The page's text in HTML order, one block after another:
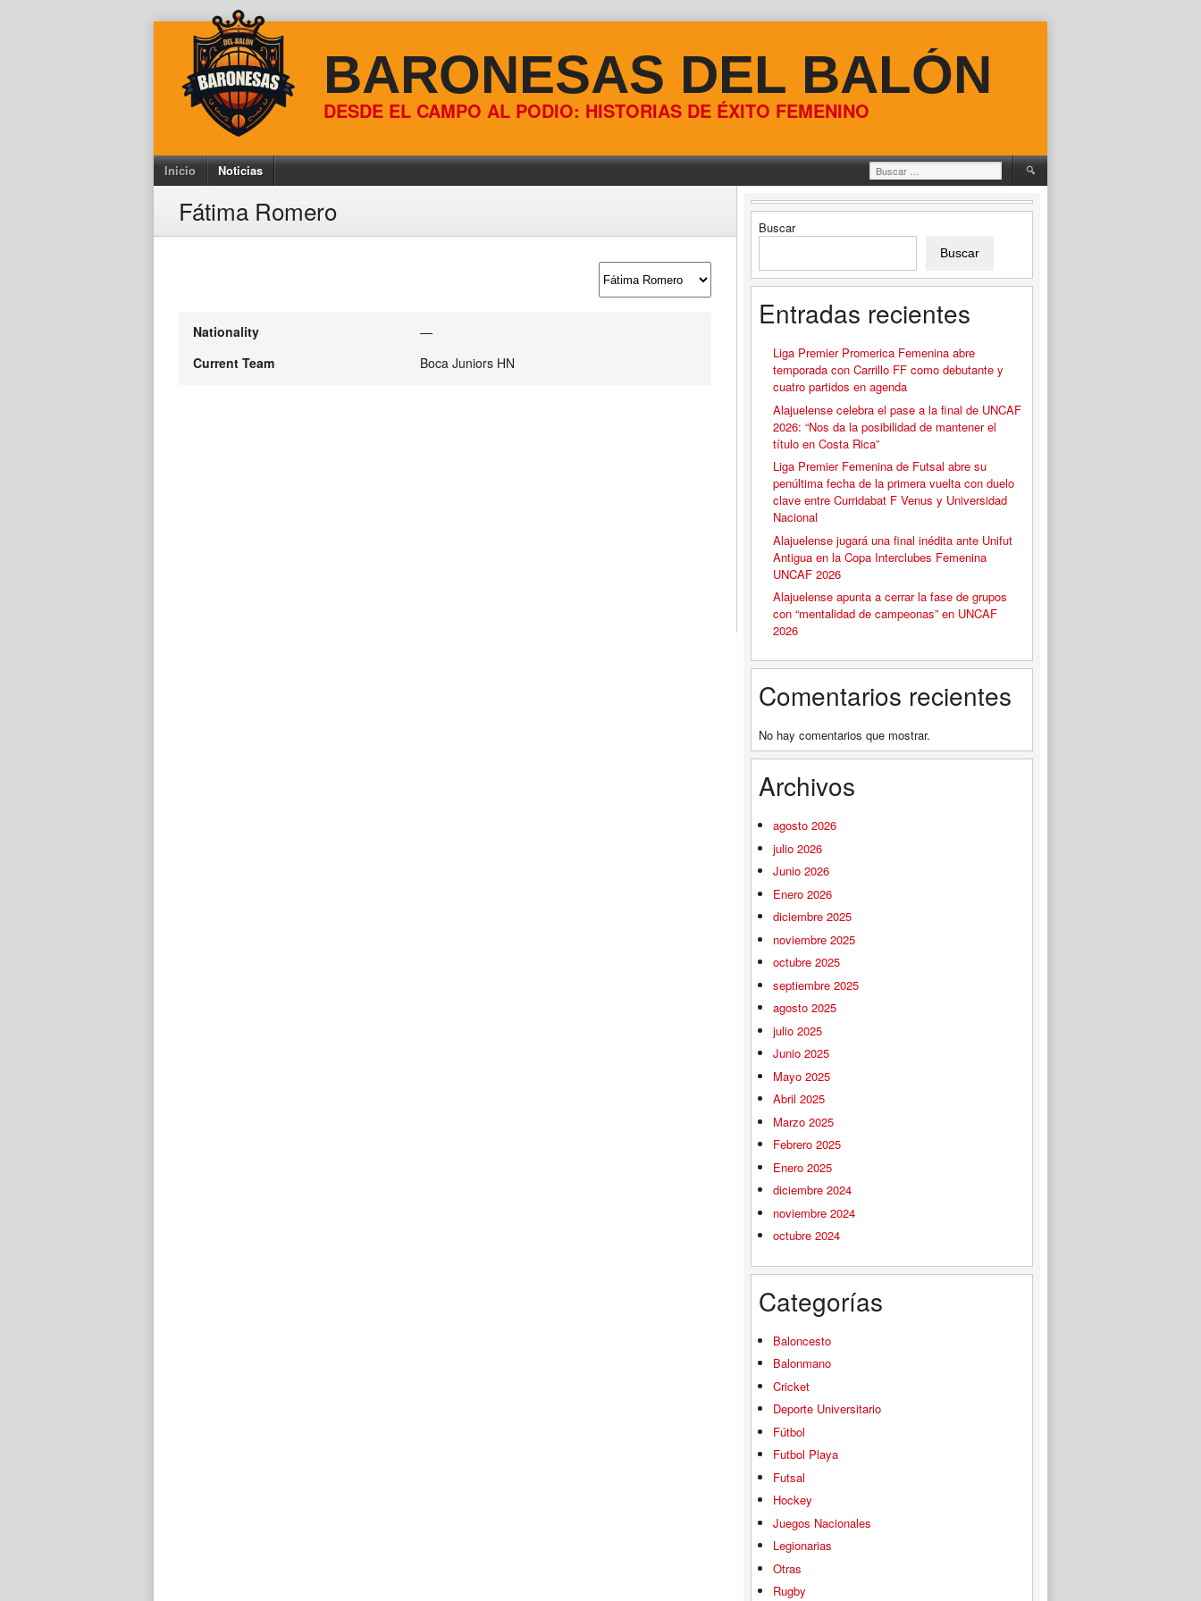
BARONESAS DEL BALÓN
DESDE EL CAMPO AL PODIO: HISTORIAS DE ÉXITO FEMENINO
Inicio Noticias Buscar:
Fátima Romero
Nationality
—
Current Team
Boca Juniors HN
Buscar
Buscar
Entradas recientes
Liga Premier Promerica Femenina abre
temporada con Carrillo FF como debutante y
cuatro partidos en agenda
Alajuelense celebra el pase a la final de UNCAF
2026: “Nos da la posibilidad de mantener el
título en Costa Rica”
Liga Premier Femenina de Futsal abre su
penúltima fecha de la primera vuelta con duelo
clave entre Curridabat F Venus y Universidad
Nacional
Alajuelense jugará una final inédita ante Unifut
Antigua en la Copa Interclubes Femenina
UNCAF 2026
Alajuelense apunta a cerrar la fase de grupos
con “mentalidad de campeonas” en UNCAF
2026
Comentarios recientes
No hay comentarios que mostrar.
Archivos
agosto 2026
julio 2026
Junio 2026
Enero 2026
diciembre 2025
noviembre 2025
octubre 2025
septiembre 2025
agosto 2025
julio 2025
Junio 2025
Mayo 2025
Abril 2025
Marzo 2025
Febrero 2025
Enero 2025
diciembre 2024
noviembre 2024
octubre 2024
Categorías
Baloncesto
Balonmano
Cricket
Deporte Universitario
Fútbol
Futbol Playa
Futsal
Hockey
Juegos Nacionales
Legionarias
Otras
Rugby